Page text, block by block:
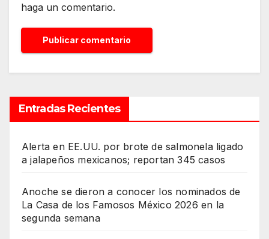
haga un comentario.
Entradas Recientes
Alerta en EE.UU. por brote de salmonela ligado
a jalapeños mexicanos; reportan 345 casos
Anoche se dieron a conocer los nominados de
La Casa de los Famosos México 2026 en la
segunda semana